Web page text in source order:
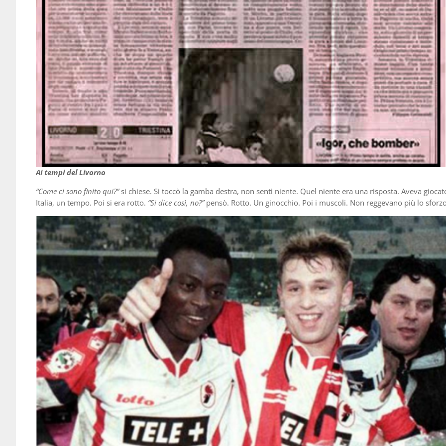
Ai tempi del Livorno
“Come ci sono finito qui?”si chiese. Si toccò la gamba destra, non sentì niente. Quel niente era una risposta. Aveva
Italia, un tempo. Poi si era rotto. “Si dice così, no?”pensò. Rotto. Un ginocchio. Poi i muscoli. Non reggevano più lo